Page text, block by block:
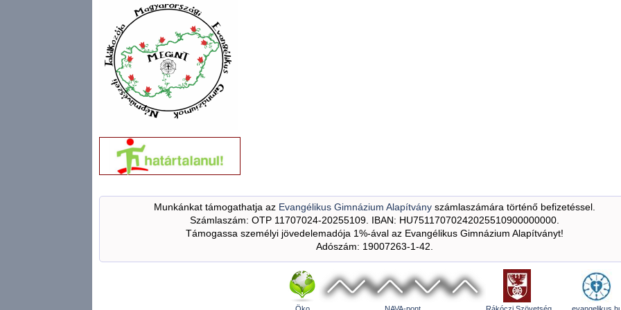
Munkánkat támogathatja az Evangélikus Gimnázium Alapítványszámlaszámára történő befizetéssel.
Számlaszám: OTP 11707024-20255109. IBAN: HU75117070242025510900000000.
Támogassa személyi jövedelemadója 1%-ával az Evangélikus Gimnázium Alapítványt!
Adószám: 19007263-1-42.